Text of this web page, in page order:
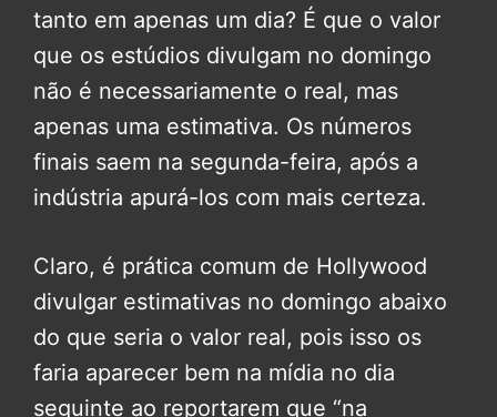
tanto em apenas um dia? É que o valor
que os estúdios divulgam no domingo
não é necessariamente o real, mas
apenas uma estimativa. Os números
finais saem na segunda-feira, após a
indústria apurá-los com mais certeza.
Claro, é prática comum de Hollywood
divulgar estimativas no domingo abaixo
do que seria o valor real, pois isso os
faria aparecer bem na mídia no dia
seguinte ao reportarem que “na